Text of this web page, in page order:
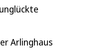
Arlinghaus